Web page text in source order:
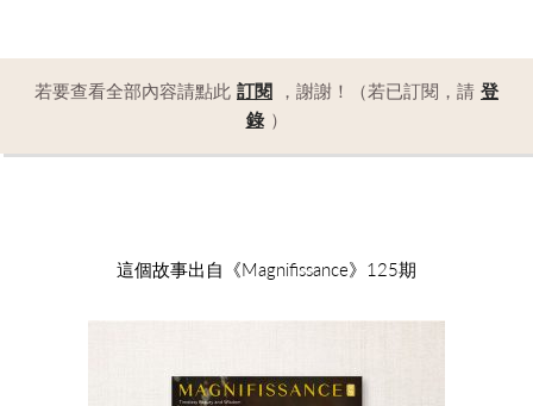
若要查看全部內容請點此 訂閱 ，謝謝！（若已訂閱，請 登
錄 ）
這個故事出自《Magnifissance》125期